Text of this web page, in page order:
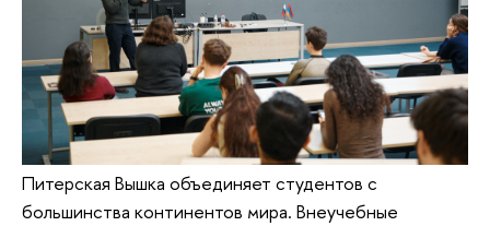
Питерская Вышка объединяет студентов с
большинства континентов мира. Внеучебные